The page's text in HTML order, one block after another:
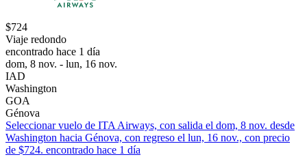
$724
Viaje redondo
encontrado hace 1 día
dom, 8 nov. - lun, 16 nov.
IAD
Washington
GOA
Génova
Seleccionar vuelo de ITA Airways, con salida el dom, 8 nov. desde
Washington hacia Génova, con regreso el lun, 16 nov., con precio
de $724. encontrado hace 1 día